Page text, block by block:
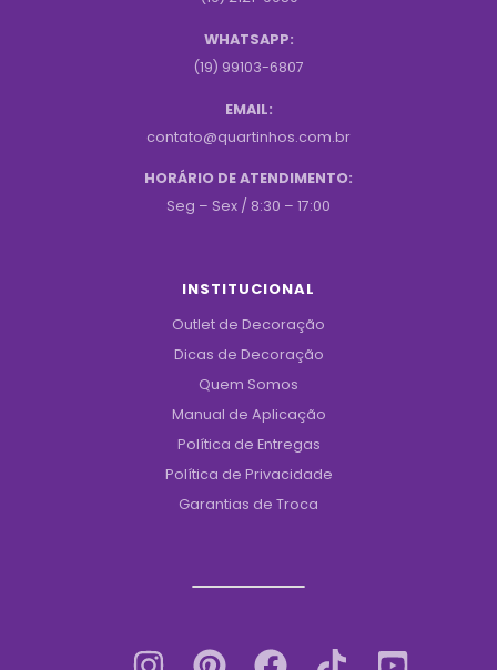
WHATSAPP:
(19) 99103-6807
EMAIL:
contato@quartinhos.com.br
HORÁRIO DE ATENDIMENTO:
Seg – Sex / 8:30 – 17:00
INSTITUCIONAL
Outlet de Decoração
Dicas de Decoração
Quem Somos
Manual de Aplicação
Política de Entregas
Política de Privacidade
Garantias de Troca